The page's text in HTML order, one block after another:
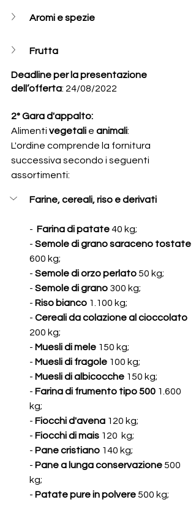
Aromi e spezie
Frutta
Deadline per la presentazione
dell’offerta: 24/08/2022
2° Gara d'appalto:
Alimenti vegetali e animali:
L'ordine comprende la fornitura
successiva secondo i seguenti
assortimenti:
Farine, cereali, riso e derivati
- Farina di patate 40 kg;
- Semole di grano saraceno tostate
600 kg;
- Semole di orzo perlato 50 kg;
- Semole di grano 300 kg;
- Riso bianco 1.100 kg;
- Cereali da colazione al cioccolato
200 kg;
- Muesli di mele 150 kg;
- Muesli di fragole 100 kg;
- Muesli di albicocche 150 kg;
- Farina di frumento tipo 500 1.600
kg;
- Fiocchi d'avena 120 kg;
- Fiocchi di mais 120  kg;
- Pane cristiano 140 kg;
- Pane a lunga conservazione 500
kg;
- Patate pure in polvere 500 kg;